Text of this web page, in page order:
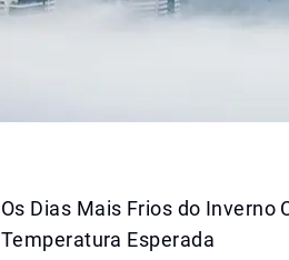
Os Dias Mais Frios do Inverno
Temperatura Esperada